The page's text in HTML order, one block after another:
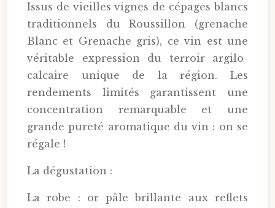
Issus de vieilles vignes de cépages blancs
traditionnels du Roussillon (grenache
Blanc et Grenache gris), ce vin est une
véritable expression du terroir argilo-
calcaire unique de la région. Les
rendements limités garantissent une
concentration remarquable et une
grande pureté aromatique du vin : on se
régale !
La dégustation :
La robe : or pâle brillante aux reflets